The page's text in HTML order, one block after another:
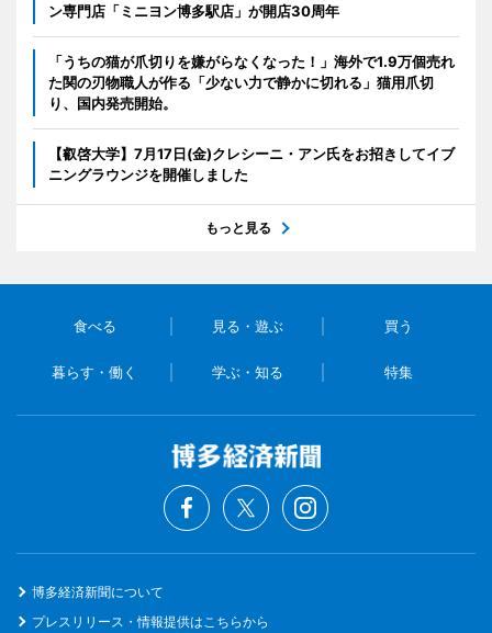
ン専門店「ミニヨン博多駅店」が開店30周年
「うちの猫が爪切りを嫌がらなくなった！」海外で1.9万個売れ
た関の刃物職人が作る「少ない力で静かに切れる」猫用爪切
り、国内発売開始。
【叡啓大学】7月17日(金)クレシーニ・アン氏をお招きしてイブ
ニングラウンジを開催しました
もっと見る
食べる 見る・遊ぶ 買う
暮らす・働く 学ぶ・知る 特集
博多経済新聞について
プレスリリース・情報提供はこちらから